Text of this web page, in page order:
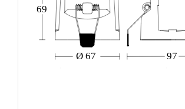
Ø 67 97
69